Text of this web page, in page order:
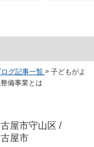
ログ記事一覧 > 子どもがよ
備事業とは
屋市守山区 /
屋市